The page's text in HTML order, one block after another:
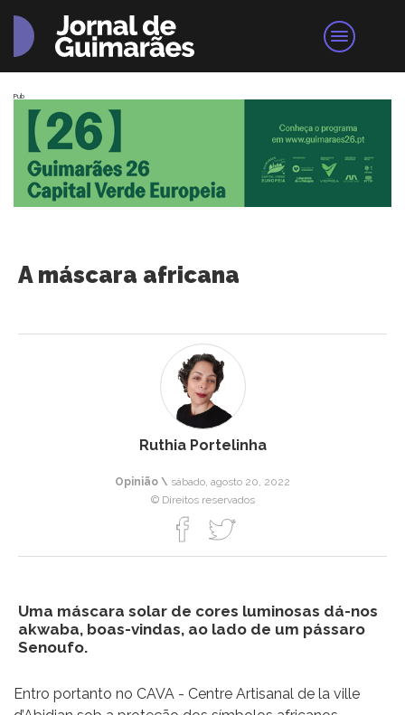
Pub
A máscara africana
Ruthia Portelinha
Opinião \ sábado, agosto 20, 2022
© Direitos reservados
Uma máscara solar de cores luminosas dá-nos
akwaba, boas-vindas, ao lado de um pássaro
Senoufo.
Entro portanto no CAVA - Centre Artisanal de la ville